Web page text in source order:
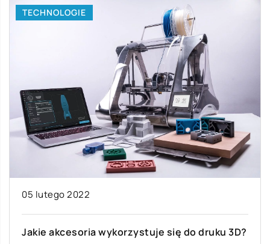
LAJFSTAJL
19 września 2022
charakteryzuje?